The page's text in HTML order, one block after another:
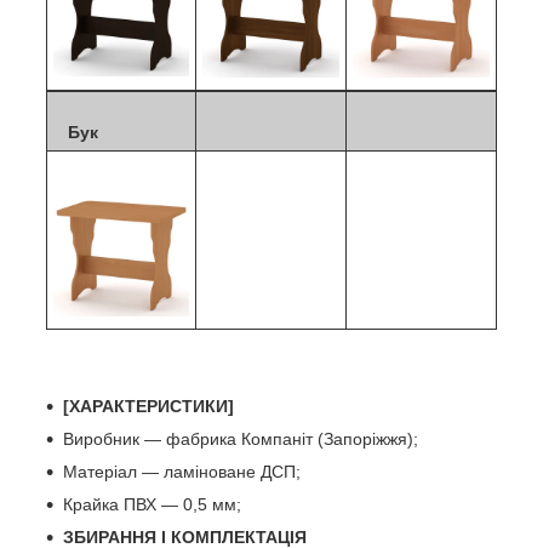
Бук
[ХАРАКТЕРИСТИКИ]
Виробник — фабрика Компаніт (Запоріжжя);
Матеріал — ламіноване ДСП;
Крайка ПВХ — 0,5 мм;
ЗБИРАННЯ І КОМПЛЕКТАЦІЯ